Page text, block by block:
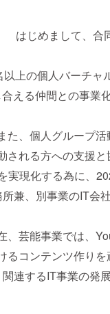
はじめまして、合
上の個人バーチャ
える仲間との事業
た、個人グループ活
される方への支援
実現化する為に、
兼、別事業のIT会
、芸能事業では、
るコンテンツ作りを
関連するIT事業の発